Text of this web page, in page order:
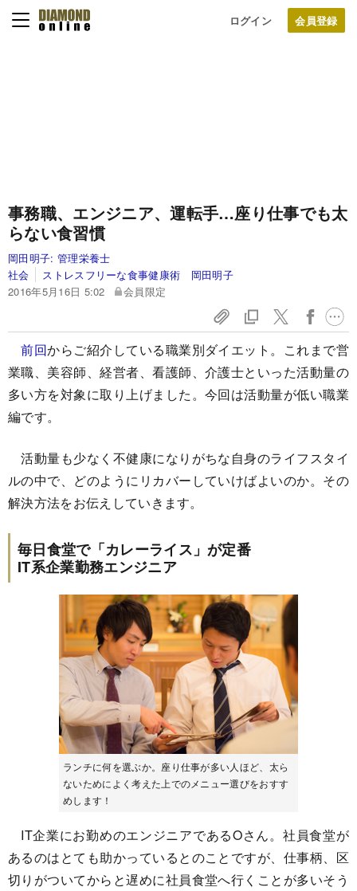
ログイン
事務職、エンジニア、運転手…座り仕事でも太
らない食習慣
岡田明子: 管理栄養士
社会
ストレスフリーな食事健康術 岡田明子
2016年5月16日 5:02
会員限定
前回からご紹介している職業別ダイエット。これまで営
業職、美容師、経営者、看護師、介護士といった活動量の
多い方を対象に取り上げました。今回は活動量が低い職業
編です。
活動量も少なく不健康になりがちな自身のライフスタイ
ルの中で、どのようにリカバーしていけばよいのか。その
解決方法をお伝えしていきます。
毎日食堂で「カレーライス」が定番
IT系企業勤務エンジニア
ランチに何を選ぶか。座り仕事が多い人ほど、太ら
ないためによく考えた上でのメニュー選びをおすす
めします！
IT企業にお勤めのエンジニアであるOさん。社員食堂が
あるのはとても助かっているとのことですが、仕事柄、区
切りがついてからと遅めに社員食堂へ行くことが多いそう